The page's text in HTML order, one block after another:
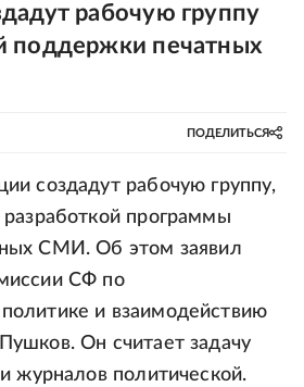
рабочую группу
поддержки печатных
ПОДЕЛИТЬСЯ
создадут рабочую группу,
разработкой программы
СМИ. Об этом заявил
СФ по
и взаимодействию
Он считает задачу
журналов политической.